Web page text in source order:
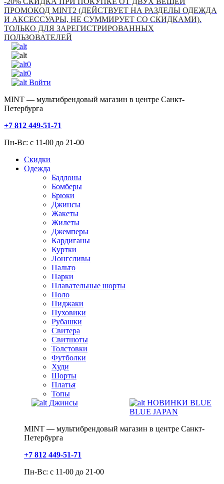
ПРОМОКОД MINT2 (ДЕЙСТВУЕТ НА РАЗДЕЛЫ ОДЕЖДА
И АКСЕССУАРЫ, НЕ СУММИРУЕТ СО СКИДКАМИ).
ТОЛЬКО ДЛЯ ЗАРЕГИСТРИРОВАННЫХ
ПОЛЬЗОВАТЕЛЕЙ
0
0
Войти
MINT — мультибрендовый магазин в центре Санкт-
Петербурга
+7 812 449-51-71
Пн-Вс: с 11-00 до 21-00
Скидки
Одежда
Бадлоны
Бомберы
Брюки
Джинсы
Жакеты
Жилеты
Джемперы
Кардиганы
Куртки
Лонгсливы
Пальто
Парки
Плавательные шорты
Поло
Пиджаки
Пуховики
Рубашки
Свитера
Свитшоты
Толстовки
Футболки
Худи
Шорты
Платья
Топы
Джинсы
НОВИНКИ BLUE
BLUE JAPAN
MINT — мультибрендовый магазин в центре Санкт-
Петербурга
+7 812 449-51-71
Пн-Вс: с 11-00 до 21-00